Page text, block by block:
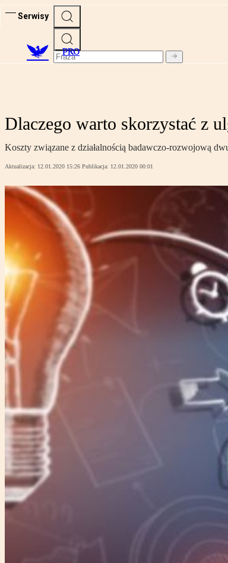
Serwisy
PRO
Dlaczego warto skorzystać z
Koszty związane z działalnością badawczo-rozwojową
Aktualizacja: 12.01.2020 15:26 Publikacja: 12.01.2020 00:01